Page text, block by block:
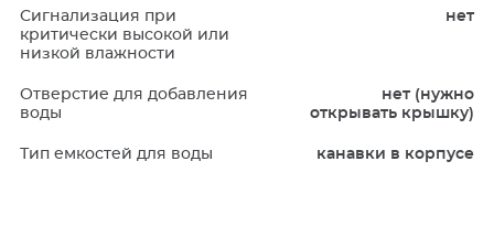
Сигнализация при
критически высокой или
низкой влажности
нет
Отверстие для добавления
воды
нет (нужно
открывать крышку)
Тип емкостей для воды канавки в корпусе